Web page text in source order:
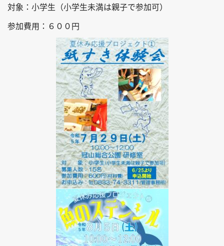
対象：小学生（小学生未満は親子で参加可）
参加費用：６００円